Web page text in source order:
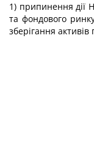
1) припинення дії
та фондового
зберігання